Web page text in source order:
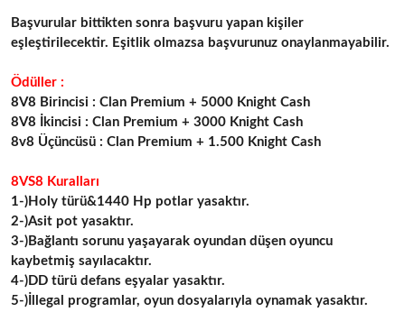
Başvurular bittikten sonra başvuru yapan kişiler
eşleştirilecektir. Eşitlik olmazsa başvurunuz onaylanmayabilir.
Ödüller :
8V8 Birincisi : Clan Premium + 5000 Knight Cash
8V8 İkincisi : Clan Premium + 3000 Knight Cash
8v8 Üçüncüsü : Clan Premium + 1.500 Knight Cash
8VS8 Kuralları
1-)Holy türü&1440 Hp potlar yasaktır.
2-)Asit pot yasaktır.
3-)Bağlantı sorunu yaşayarak oyundan düşen oyuncu
kaybetmiş sayılacaktır.
4-)DD türü defans eşyalar yasaktır.
5-)İllegal programlar, oyun dosyalarıyla oynamak yasaktır.